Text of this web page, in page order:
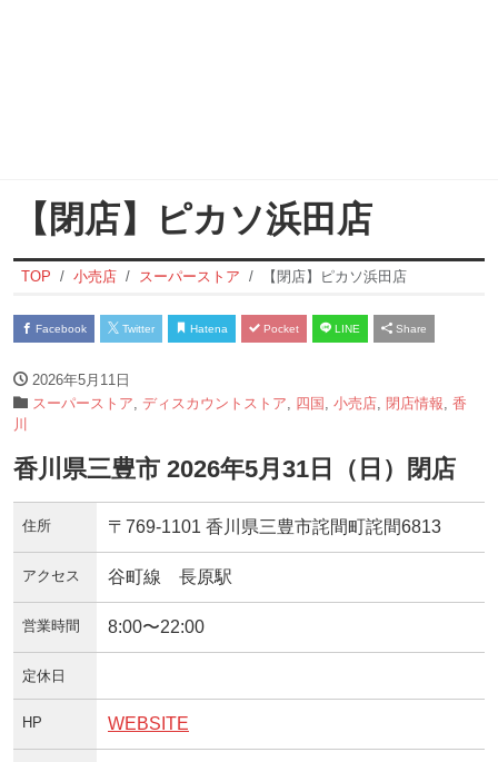
【閉店】ピカソ浜田店
TOP 小売店 スーパーストア 【閉店】ピカソ浜田店
Facebook Twitter Hatena Pocket LINE Share
2026年5月11日
スーパーストア ディスカウントストア 四国 小売店 閉店情報 香
川
香川県三豊市 2026年5月31日（日）閉店
住所 〒769-1101 香川県三豊市詫間町詫間6813
アクセス 谷町線 長原駅
営業時間 8:00〜22:00
定休日
HP WEBSITE